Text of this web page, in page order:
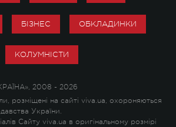
БІЗНЕС ОБКЛАДИНКИ
КОЛУМНІСТИ
2008 - 2026
розміщені на сайті viva.ua, охороняються
України.
Сайту viva.ua в оригінальному розмірі